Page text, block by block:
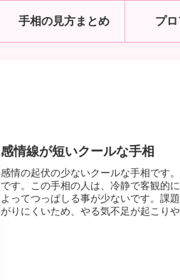
手相の見方まとめ プ
感情線が短いクールな手相
感情の起伏の少ないクールな手相です
です。この手相の人は、冷静で客観的
よってつっぱしる事が少ないです。課
がりにくいため、やる気不足が起こりや